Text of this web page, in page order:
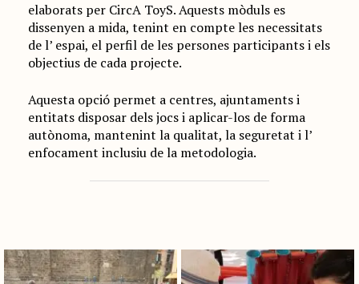
elaborats per CircA ToyS. Aquests mòduls es
dissenyen a mida, tenint en compte les necessitats
de l’ espai, el perfil de les persones participants i els
objectius de cada projecte.
Aquesta opció permet a centres, ajuntaments i
entitats disposar dels jocs i aplicar-los de forma
autònoma, mantenint la qualitat, la seguretat i l’
enfocament inclusiu de la metodologia.